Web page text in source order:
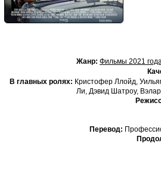
Жанр: Фильмы 2021
В главных ролях: Кристофер Ллойд,
Ли, Дэвид Шатроу,
Перевод: